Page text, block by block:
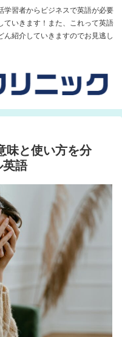
学習者からビジネスで英語が必要
ていきます！また、これって英語
紹介していきますのでお見逃し
味と使い方を分
英語